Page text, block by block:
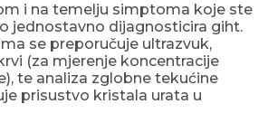
i na temelju simptoma koje ste
jednostavno dijagnosticira giht.
se preporučuje ultrazvuk,
(za mjerenje koncentracije
te analiza zglobne tekućine
prisustvo kristala urata u